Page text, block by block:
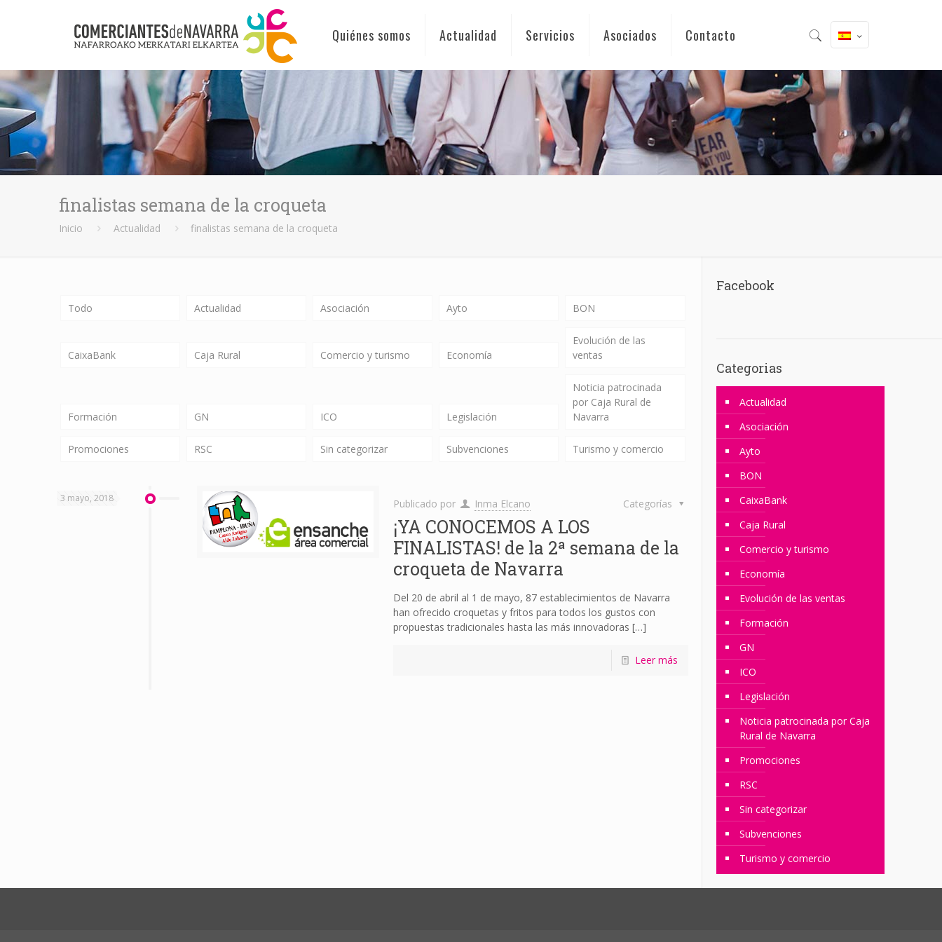
Quiénes somos Actualidad Servicios Asociados Contacto
finalistas semana de la croqueta
Inicio Actualidad finalistas semana de la croqueta
Todo Actualidad Asociación Ayto BON
CaixaBank Caja Rural Comercio y turismo Economía
Evolución de las
ventas
Formación GN ICO Legislación
Noticia patrocinada
por Caja Rural de
Navarra
Promociones RSC Sin categorizar Subvenciones Turismo y comercio
3 mayo, 2018 Publicado por Inma Elcano Categorías
¡YA CONOCEMOS A LOS
FINALISTAS! de la 2ª semana de la
croqueta de Navarra
Del 20 de abril al 1 de mayo, 87 establecimientos de Navarra
han ofrecido croquetas y fritos para todos los gustos con
propuestas tradicionales hasta las más innovadoras […]
Leer más
Facebook
Categorias
Actualidad
Asociación
Ayto
BON
CaixaBank
Caja Rural
Comercio y turismo
Economía
Evolución de las ventas
Formación
GN
ICO
Legislación
Noticia patrocinada por Caja
Rural de Navarra
Promociones
RSC
Sin categorizar
Subvenciones
Turismo y comercio